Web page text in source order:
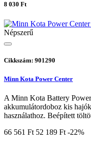
8 030 Ft
Népszerű
Cikkszám: 901290
Minn Kota Power Center
A Minn Kota Battery
akkumulátordoboz kis
használathoz. Beépített
66 561 Ft 52 189 Ft -22%